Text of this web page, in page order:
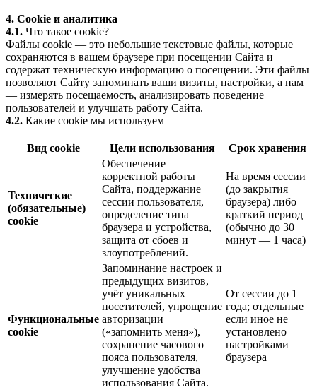
4. Cookie и аналитика
4.1. Что такое cookie?
Файлы cookie — это небольшие текстовые файлы, которые
сохраняются в вашем браузере при посещении Сайта и
содержат техническую информацию о посещении. Эти файлы
позволяют Сайту запоминать ваши визиты, настройки, а нам
— измерять посещаемость, анализировать поведение
пользователей и улучшать работу Сайта.
4.2. Какие cookie мы используем
Вид cookie Цели использования Срок хранения
Технические
(обязательные)
cookie
Обеспечение
корректной работы
Сайта, поддержание
сессии пользователя,
определение типа
браузера и устройства,
защита от сбоев и
злоупотреблений.
На время сессии
(до закрытия
браузера) либо
краткий период
(обычно до 30
минут — 1 часа)
Функциональные
cookie
Запоминание настроек и
предыдущих визитов,
учёт уникальных
посетителей, упрощение
авторизации
(«запомнить меня»),
сохранение часового
пояса пользователя,
улучшение удобства
использования Сайта.
От сессии до 1
года; отдельные
если иное не
установлено
настройками
браузера